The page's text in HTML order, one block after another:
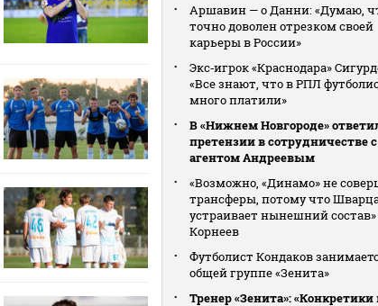
Аршавин — о Данни: «Думаю,
точно доволен отрезком своей
карьеры в России»
Экс‑игрок «Краснодара»
«Все знают, что в РПЛ
много платили»
В «Нижнем Новгороде»
претензии в сотрудничестве с
агентом Андреевым
«Возможно, «Динамо» не
трансферы, потому что
устраивает нынешний
Корнеев
Футболист Кондаков
общей группе «Зенита»
Тренер «Зенита»: «Конкретики